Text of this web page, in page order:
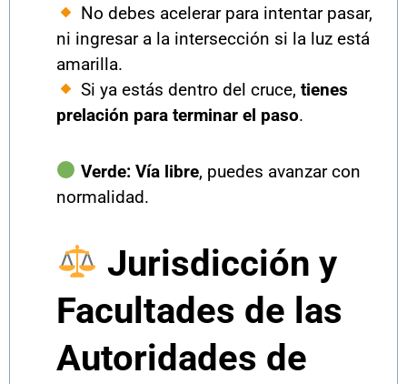
No debes acelerar para intentar pasar,
ni ingresar a la intersección si la luz está
amarilla.
Si ya estás dentro del cruce, tienes
prelación para terminar el paso.
Verde: Vía libre, puedes avanzar con
normalidad.
Jurisdicción y
Facultades de las
Autoridades de